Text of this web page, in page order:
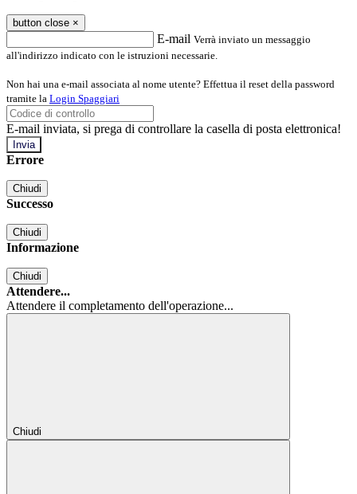
button close ×
E-mail Verrà inviato un messaggio
all'indirizzo indicato con le istruzioni necessarie.
Non hai una e-mail associata al nome utente? Effettua il reset della password
tramite la Login Spaggiari
E-mail inviata, si prega di controllare la casella di posta elettronica!
Errore
Chiudi
Successo
Chiudi
Informazione
Chiudi
Attendere...
Attendere il completamento dell'operazione...
Chiudi